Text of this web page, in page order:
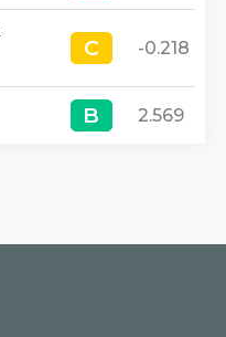
C
C -0.218
B
B 2.569